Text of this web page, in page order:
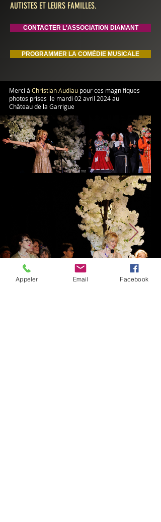
AUTISTES ET LEURS FAMILLES.
CONTACTER L'ASSOCIATION DIAMANT
PROGRAMMER LA COMÉDIE MUSICALE
Merci à Christian Audiau pour ces magnifiques
photos prises le mardi 02 avril 2024 au
Château de la Garrigue
Appeler Email Facebook